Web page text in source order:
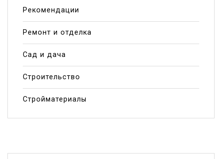
Рекомендации
Ремонт и отделка
Сад и дача
Строительство
Стройматериалы